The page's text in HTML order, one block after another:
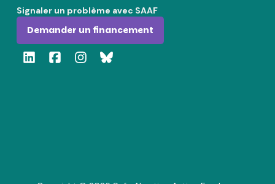
Signaler un problème avec SAAF
Demander un financement